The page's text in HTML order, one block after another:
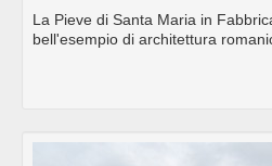
La Pieve di Santa Maria in
bell'esempio di architettura